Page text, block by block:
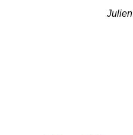
Julien